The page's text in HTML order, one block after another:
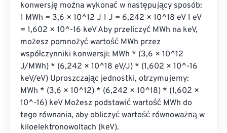
konwersję można wykonać w następujący sposób:
1 MWh = 3,6 × 10^12 J 1 J = 6,242 × 10^18 eV 1 eV
= 1,602 × 10^-16 keV Aby przeliczyć MWh na keV,
możesz pomnożyć wartość MWh przez
współczynniki konwersji: MWh * (3,6 × 10^12
J/MWh) * (6,242 × 10^18 eV/J) * (1,602 × 10^-16
keV/eV) Uproszczając jednostki, otrzymujemy:
MWh * (3,6 × 10^12) * (6,242 × 10^18) * (1,602 ×
10^-16) keV Możesz podstawić wartość MWh do
tego równania, aby obliczyć wartość równoważną w
kiloelektronowoltach (keV).